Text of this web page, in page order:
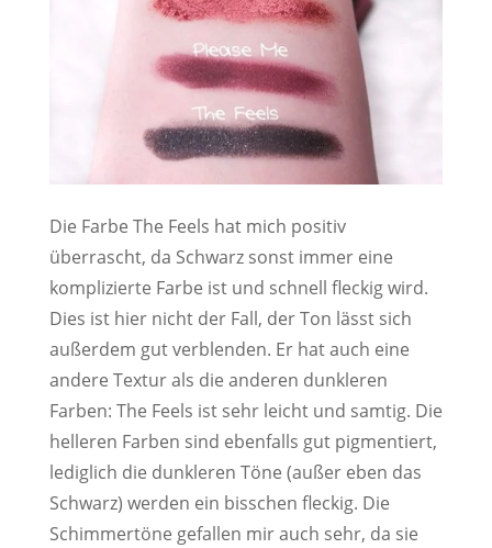
Die Farbe The Feels hat mich positiv
überrascht, da Schwarz sonst immer eine
komplizierte Farbe ist und schnell fleckig wird.
Dies ist hier nicht der Fall, der Ton lässt sich
außerdem gut verblenden. Er hat auch eine
andere Textur als die anderen dunkleren
Farben: The Feels ist sehr leicht und samtig. Die
helleren Farben sind ebenfalls gut pigmentiert,
lediglich die dunkleren Töne (außer eben das
Schwarz) werden ein bisschen fleckig. Die
Schimmertöne gefallen mir auch sehr, da sie